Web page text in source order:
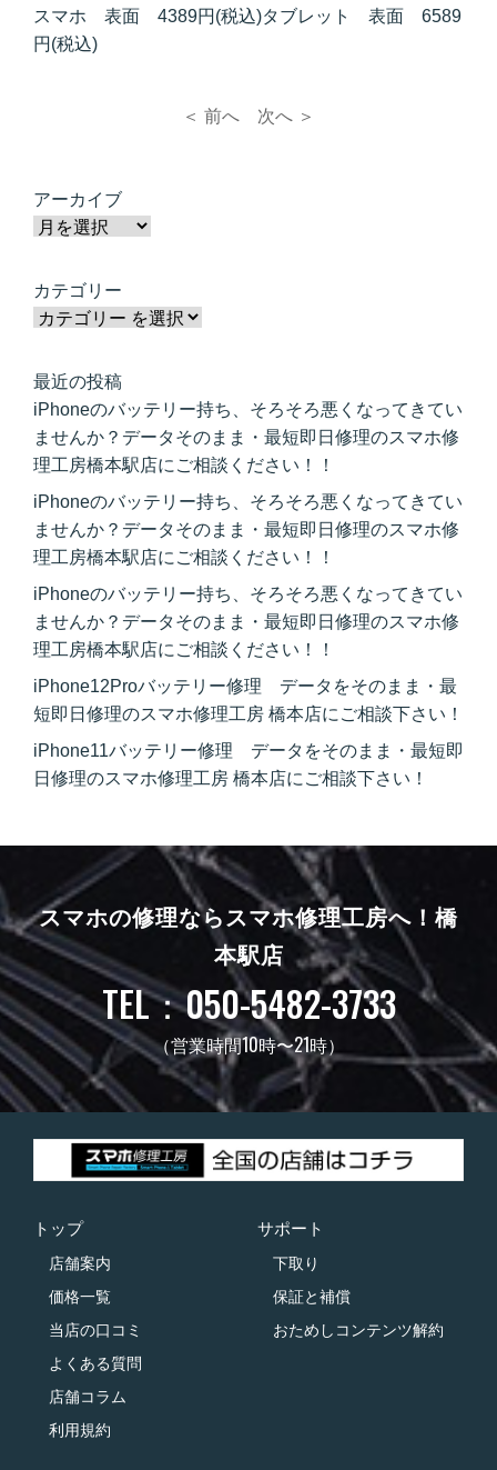
スマホ 表面 4389円(税込)タブレット 表面 6589
円(税込)
＜ 前へ 次へ ＞
アーカイブ
カテゴリー
最近の投稿
iPhoneのバッテリー持ち、そろそろ悪くなってきてい
ませんか？データそのまま・最短即日修理のスマホ修
理工房橋本駅店にご相談ください！！
iPhoneのバッテリー持ち、そろそろ悪くなってきてい
ませんか？データそのまま・最短即日修理のスマホ修
理工房橋本駅店にご相談ください！！
iPhoneのバッテリー持ち、そろそろ悪くなってきてい
ませんか？データそのまま・最短即日修理のスマホ修
理工房橋本駅店にご相談ください！！
iPhone12Proバッテリー修理 データをそのまま・最
短即日修理のスマホ修理工房 橋本店にご相談下さい！
iPhone11バッテリー修理 データをそのまま・最短即
日修理のスマホ修理工房 橋本店にご相談下さい！
スマホの修理ならスマホ修理工房へ！ 橋
本駅店
TEL：050-5482-3733
（営業時間10時〜21時）
トップ
店舗案内
価格一覧
当店の口コミ
よくある質問
店舗コラム
利用規約
サポート
下取り
保証と補償
おためしコンテンツ解約